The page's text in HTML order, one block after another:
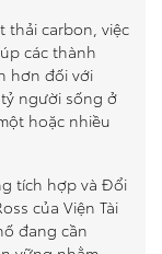
thải carbon, việc
các thành
hơn đối với
người sống ở
hoặc nhiều
tích hợp và Đổi
của Viện Tài
đang cần